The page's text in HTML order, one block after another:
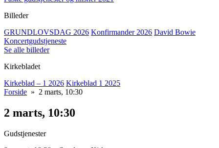
Billeder
GRUNDLOVSDAG 2026 Konfirmander 2026 David Bowie
Koncertgudstjeneste
Se alle billeder
Kirkebladet
Kirkeblad – 1 2026 Kirkeblad 1 2025
Forside » 2 marts, 10:30
2 marts, 10:30
Gudstjenester